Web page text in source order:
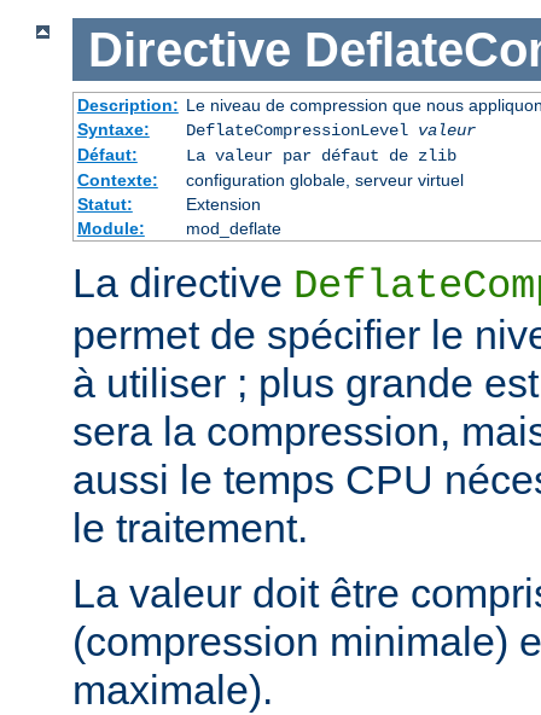
Directive
Description: Le niveau de compression que nous
Syntaxe:
DeflateCompressionLevel valeur
Défaut:
La valeur par défaut de zlib
Contexte:
configuration globale, serveur virtuel
Statut:
Extension
Module:
mod_deflate
La directive
permet de spécifier le
à utiliser ; plus grande
sera la compression,
aussi le temps CPU
le traitement.
La valeur doit être
(compression minimale)
maximale).